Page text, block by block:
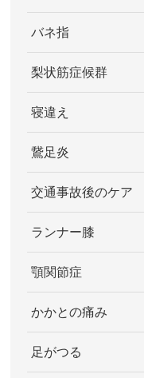
バネ指
梨状筋症候群
寝違え
鵞足炎
交通事故後のケア
ランナー膝
顎関節症
かかとの痛み
足がつる